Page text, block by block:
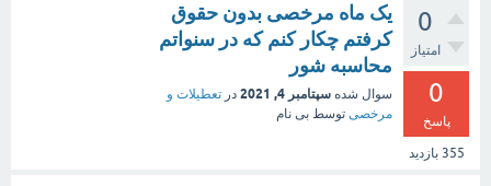
0
امتیاز
0
پاسخ
355 بازدید
یک ماه مرخصی بدون حقوق
کرفتم چکار کنم که در سنواتم
محاسبه شور
سوال شده سپتامبر 4, 2021 در تعطیلات و
مرخصی توسط بی نام